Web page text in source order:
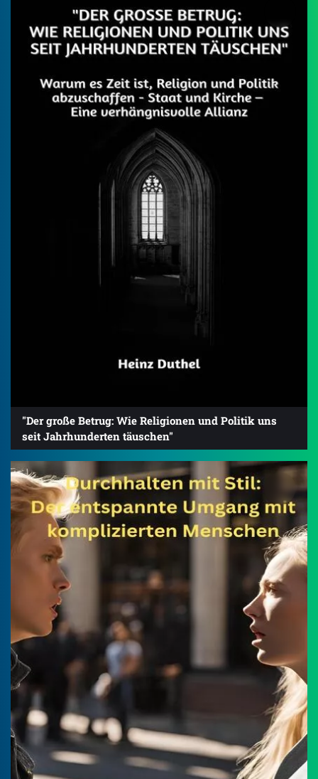
"Der große Betrug: Wie Religionen und Politik uns
seit Jahrhunderten täuschen"